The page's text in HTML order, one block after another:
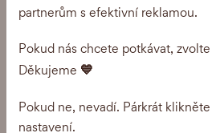
Recepty, tipy
partnerům s efektivní reklamou.
Pokud nás chcete potkávat,
Děkujeme 💙
Pokud ne, nevadí. Párkrát
nastavení.